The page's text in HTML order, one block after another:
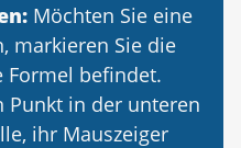
Möchten Sie eine
markieren Sie die
Formel befindet.
Punkt in der unteren
ihr Mauszeiger